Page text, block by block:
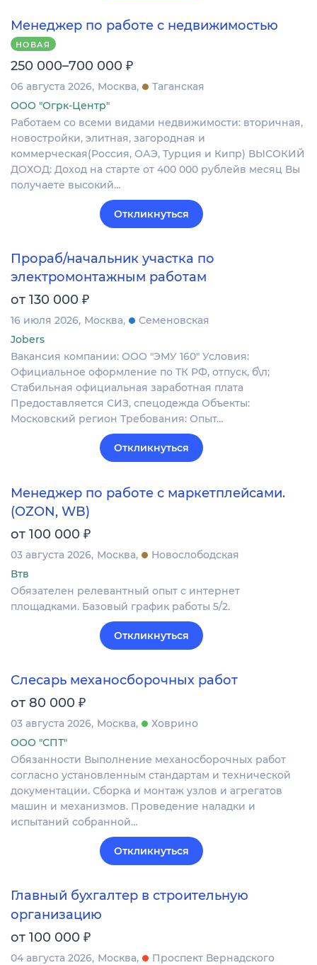
Менеджер по работе с недвижимостью
НОВАЯ
250 000–700 000 ₽
06 августа 2026 Москва
Таганская
ООО "Огрк-Центр"
Работаем со всеми видами недвижимости: вторичная,
новостройки, элитная, загородная и
коммерческая(Россия, ОАЭ, Турция и Кипр) ВЫСОКИЙ
ДОХОД: Доход на старте от 400 000 рублейв месяц Вы
получаете высокий…
Откликнуться
Прораб/начальник участка по
электромонтажным работам
от 130 000 ₽
16 июля 2026 Москва
Семеновская
Jobers
Вакансия компании: ООО "ЭМУ 160" Условия:
Официальное оформление по ТК РФ, отпуск, б\л;
Стабильная официальная заработная плата
Предоставляется СИЗ, спецодежда Объекты:
Московский регион Требования: Опыт…
Откликнуться
Менеджер по работе с маркетплейсами.
(OZON, WB)
от 100 000 ₽
03 августа 2026 Москва
Новослободская
Втв
Обязателен релевантный опыт с интернет
площадками. Базовый график работы 5/2.
Откликнуться
Слесарь механосборочных работ
от 80 000 ₽
03 августа 2026 Москва
Ховрино
ООО "СПТ"
Обязанности Выполнение механосборочных работ
согласно установленным стандартам и технической
документации. Сборка и монтаж узлов и агрегатов
машин и механизмов. Проведение наладки и
испытаний собранной…
Откликнуться
Главный бухгалтер в строительную
организацию
от 100 000 ₽
04 августа 2026 Москва
Проспект Вернадского